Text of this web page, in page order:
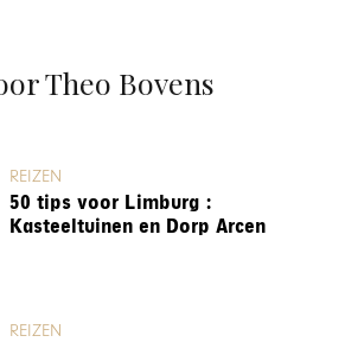
Theo Bovens
REIZEN
50 tips voor Limburg :
Kasteeltuinen en Dorp Arcen
REIZEN